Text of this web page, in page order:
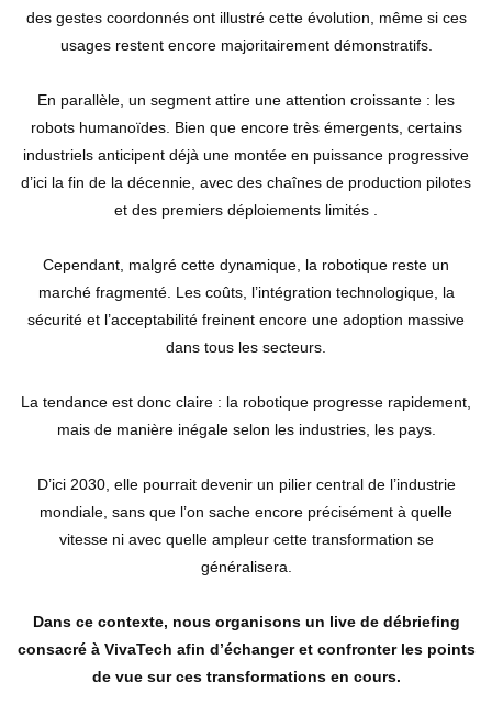
des gestes coordonnés ont illustré cette évolution, même si ces
usages restent encore majoritairement démonstratifs.
En parallèle, un segment attire une attention croissante : les
robots humanoïdes. Bien que encore très émergents, certains
industriels anticipent déjà une montée en puissance progressive
d’ici la fin de la décennie, avec des chaînes de production pilotes
et des premiers déploiements limités .
Cependant, malgré cette dynamique, la robotique reste un
marché fragmenté. Les coûts, l’intégration technologique, la
sécurité et l’acceptabilité freinent encore une adoption massive
dans tous les secteurs.
La tendance est donc claire : la robotique progresse rapidement,
mais de manière inégale selon les industries, les pays.
D’ici 2030, elle pourrait devenir un pilier central de l’industrie
mondiale, sans que l’on sache encore précisément à quelle
vitesse ni avec quelle ampleur cette transformation se
généralisera.
Dans ce contexte, nous organisons un live de débriefing
consacré à VivaTech afin d’échanger et confronter les points
de vue sur ces transformations en cours.